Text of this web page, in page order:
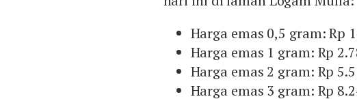
Harga emas 0,5 gram: Rp
Harga emas 1 gram: Rp
Harga emas 2 gram: Rp
Harga emas 3 gram: Rp